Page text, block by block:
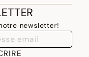
newsletter!